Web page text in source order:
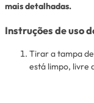
mais detalhadas.
Instruções de uso
Tirar a tampa
está limpo, livre